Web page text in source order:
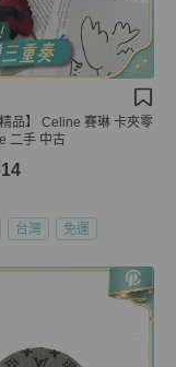
精品】 Celine 賽琳 卡夾零
二手 中古
台灣 免運